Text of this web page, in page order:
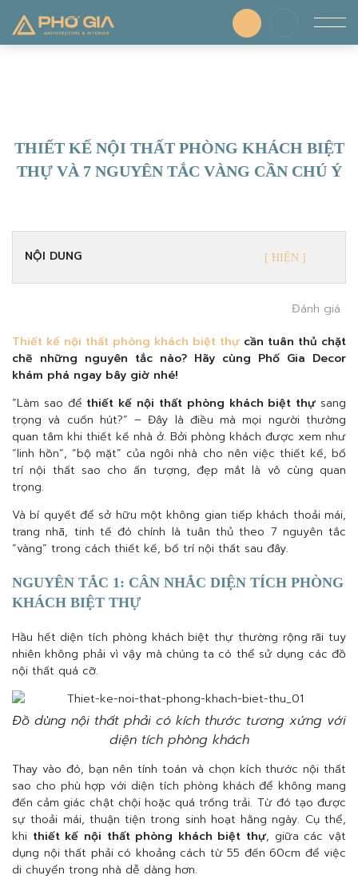
THIẾT KẾ NỘI THẤT PHÒNG KHÁCH BIỆT
THỰ VÀ 7 NGUYÊN TẮC VÀNG CẦN CHÚ Ý
NỘI DUNG
Đánh giá
Thiết kế nội thất phòng khách biệt thự cần tuân thủ chặt
chẽ những nguyên tắc nào? Hãy cùng Phố Gia Decor
khám phá ngay bây giờ nhé!
“Làm sao để thiết kế nội thất phòng khách biệt thựsang
trọng và cuốn hút?” – Đây là điều mà mọi người thường
quan tâm khi thiết kế nhà ở. Bởi phòng khách được xem như
“linh hồn”, “bộ mặt” của ngôi nhà cho nên việc thiết kế, bố
trí nội thất sao cho ấn tượng, đẹp mắt là vô cùng quan
trọng.
Và bí quyết để sở hữu một không gian tiếp khách thoải mái,
trang nhã, tinh tế đó chính là tuân thủ theo 7 nguyên tắc
“vàng” trong cách thiết kế, bố trí nội thất sau đây.
NGUYÊN TẮC 1: CÂN NHẮC DIỆN TÍCH PHÒNG
KHÁCH BIỆT THỰ
Hầu hết diện tích phòng khách biệt thự thường rộng rãi tuy
nhiên không phải vì vậy mà chúng ta có thể sử dụng các đồ
nội thất quá cỡ.
Đồ dùng nội thất phải có kích thước tương xứng với
diện tích phòng khách
Thay vào đó, bạn nên tính toán và chọn kích thước nội thất
sao cho phù hợp với diện tích phòng khách để không mang
đến cảm giác chật chội hoặc quá trống trải. Từ đó tạo được
sự thoải mái, thuận tiện trong sinh hoạt hằng ngày. Cụ thể,
khi thiết kế nội thất phòng khách biệt thự, giữa các vật
dụng nội thất phải có khoảng cách từ 55 đến 60cm để việc
di chuyển trong nhà dễ dàng hơn.